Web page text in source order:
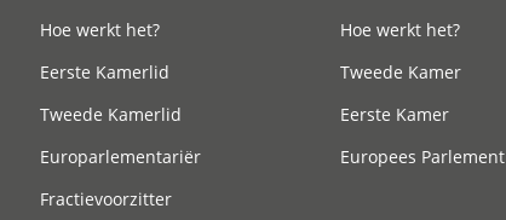
Hoe werkt het?
Eerste Kamerlid
Tweede Kamerlid
Europarlementariër
Fractievoorzitter
Hoe werkt het?
Tweede Kamer
Eerste Kamer
Europees Parlement